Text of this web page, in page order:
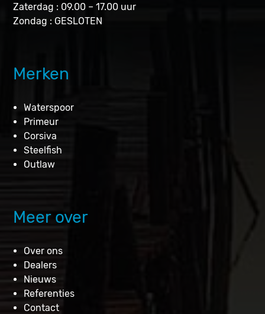
Zaterdag : 09.00 – 17.00 uur
Zondag : GESLOTEN
Merken
Waterspoor
Primeur
Corsiva
Steelfish
Outlaw
Meer over
Over ons
Dealers
Nieuws
Referenties
Contact